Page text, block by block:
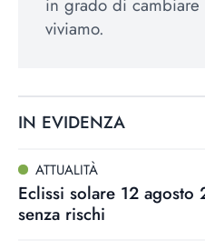
viviamo.
IN EVIDENZA
ATTUALITÀ
Eclissi solare 12
senza rischi